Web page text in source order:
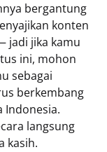
bergantung
konten
jadi jika kamu
ini, mohon
sebagai
berkembang
Indonesia.
langsung
kasih.